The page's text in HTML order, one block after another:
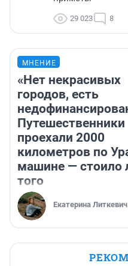
29 023 8
МНЕНИЕ
«Нет некрасивых
городов, есть
Путешественники
проехали 2000
километров по
машине — стоило
того
Екатерина Литкевич